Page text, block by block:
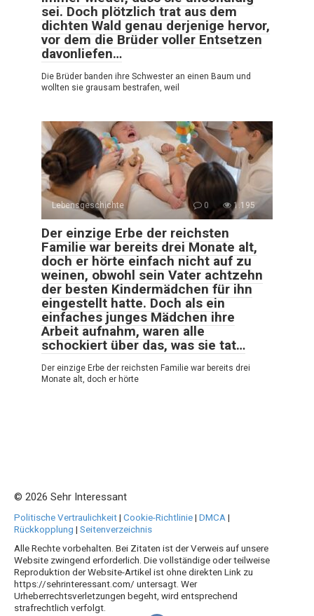
sei. Doch plötzlich trat aus dem
dichten Wald genau derjenige hervor,
vor dem die Brüder voller Entsetzen
davonliefen…
Die Brüder banden ihre Schwester an einen Baum und
wollten sie grausam bestrafen, weil
Lebensgeschichte 0 1.195
Der einzige Erbe der reichsten
Familie war bereits drei Monate alt,
doch er hörte einfach nicht auf zu
weinen, obwohl sein Vater achtzehn
der besten Kindermädchen für ihn
eingestellt hatte. Doch als ein
einfaches junges Mädchen ihre
Arbeit aufnahm, waren alle
schockiert über das, was sie tat…
Der einzige Erbe der reichsten Familie war bereits drei
Monate alt, doch er hörte
© 2026 Sehr Interessant
Politische Vertraulichkeit| Cookie-Richtlinie| DMCA |
Rückkopplung | Seitenverzeichnis
Alle Rechte vorbehalten. Bei Zitaten ist der Verweis auf unsere
Website zwingend erforderlich. Die vollständige oder teilweise
Reproduktion der Website-Artikel ist ohne direkten Link zu
https://sehrinteressant.com/ untersagt. Wer
Urheberrechtsverletzungen begeht, wird entsprechend
strafrechtlich verfolgt.